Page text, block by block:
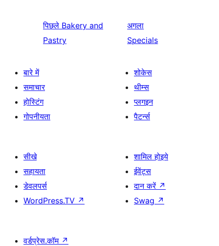
पिछले Bakery and
Pastry
अगला
Specials
बारे में
समाचार
होस्टिंग
गोपनीयता
शोकेस
थीम्स
प्लगइन
पैटर्न्स
सीखे
सहायता
डेवलपर्स
WordPress.TV ↗
शामिल होइये
ईवेंट्स
दान करें ↗
Swag ↗
वर्डप्रेस.कॉम ↗